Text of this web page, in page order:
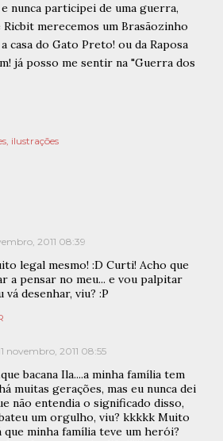
nunca participei de uma guerra,
merecemos um Brasãozinho
casa do Gato Preto! ou da Raposa
já posso me sentir na "Guerra dos
ilustrações
2011 08:39
legal mesmo! :D Curti! Acho que
a pensar no meu... e vou palpitar
vá desenhar, viu? :P
novembro, 2011 08:55
bacana Ila....a minha família tem
muitas gerações, mas eu nunca dei
não entendia o significado disso,
um orgulho, viu? kkkkk Muito
que minha família teve um herói?